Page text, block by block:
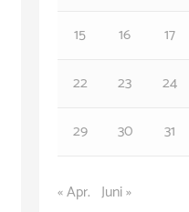
15
16 17
22
23 24
29
30 31
« Apr. Juni »